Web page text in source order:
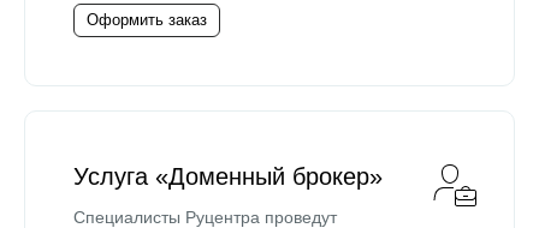
Оформить заказ
Услуга «Доменный брокер»
Специалисты Руцентра проведут